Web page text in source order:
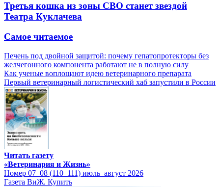
Третья кошка из зоны СВО станет звездой
Театра Куклачева
Самое читаемое
Печень под двойной защитой: почему гепатопротекторы без
желчегонного компонента работают не в полную силу
Как ученые воплощают идею ветеринарного препарата
Первый ветеринарный логистический хаб запустили в России
Читать газету
«Ветеринария и Жизнь»
Номер 07–08 (110–111) июль–август 2026
Газета ВиЖ. Купить